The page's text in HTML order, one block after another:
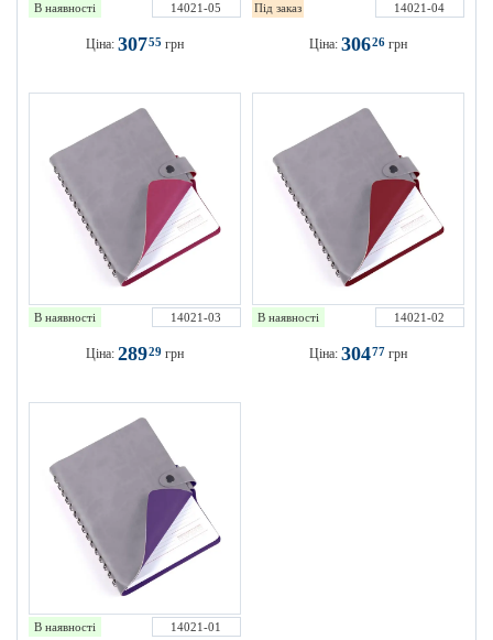
В наявності 14021-05
Ціна: 30755 грн
Під заказ 14021-04
Ціна: 30626 грн
В наявності 14021-03
Ціна: 28929 грн
В наявності 14021-02
Ціна: 30477 грн
В наявності 14021-01